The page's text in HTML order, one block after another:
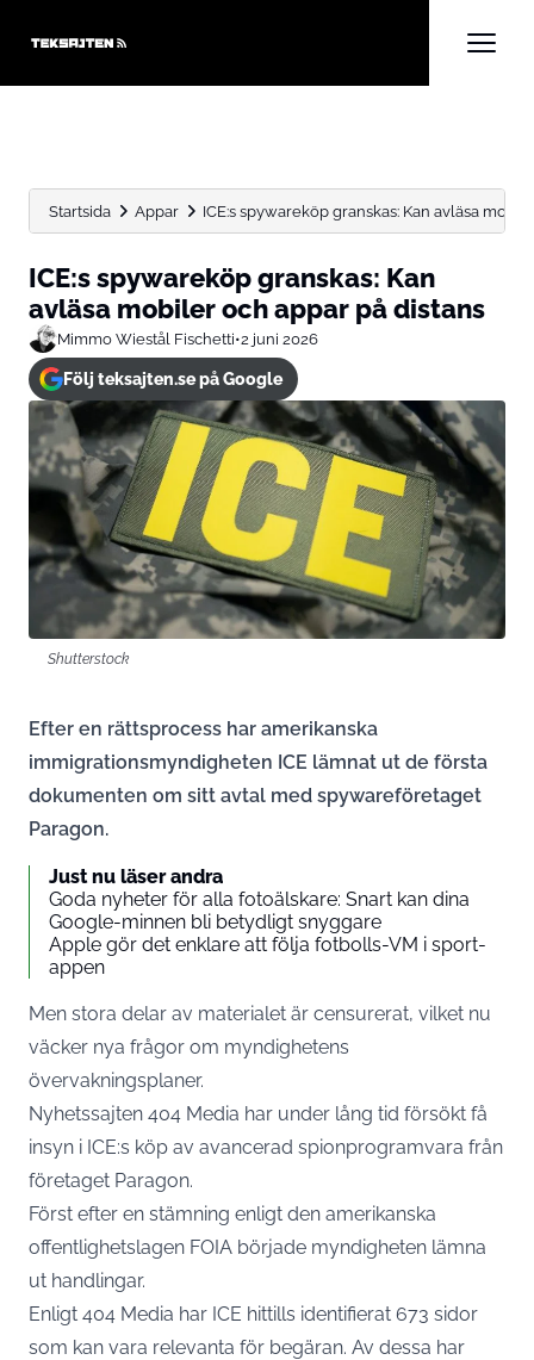
Startsida Appar ICE:s spywareköp granskas: Kan avläsa
ICE:s spywareköp granskas: Kan
avläsa mobiler och appar på distans
Mimmo Wiestål Fischetti•2 juni 2026
Följ teksajten.se på Google
Shutterstock
Efter en rättsprocess har amerikanska
immigrationsmyndigheten ICE lämnat ut de första
dokumenten om sitt avtal med spywareföretaget
Paragon.
Just nu läser andra
Goda nyheter för alla fotoälskare: Snart kan dina
Google-minnen bli betydligt snyggare
Apple gör det enklare att följa fotbolls-VM i sport-
appen
Men stora delar av materialet är censurerat, vilket nu
väcker nya frågor om myndighetens
övervakningsplaner.
Nyhetssajten 404 Media har under lång tid försökt få
insyn i ICE:s köp av avancerad spionprogramvara från
företaget Paragon.
Först efter en stämning enligt den amerikanska
offentlighetslagen FOIA började myndigheten lämna
ut handlingar.
Enligt 404 Media har ICE hittills identifierat 673 sidor
som kan vara relevanta för begäran. Av dessa har